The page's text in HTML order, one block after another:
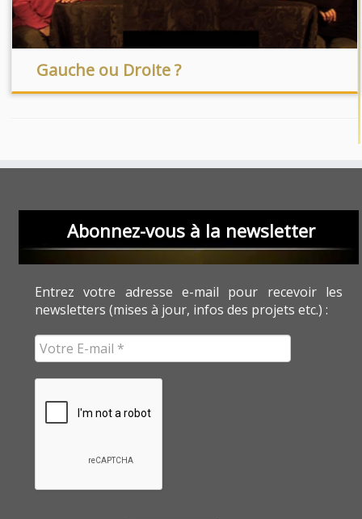
Gauche ou Droite ?
Abonnez-vous à la newsletter
Entrez votre adresse e-mail pour recevoir les
newsletters (mises à jour, infos des projets etc.) :